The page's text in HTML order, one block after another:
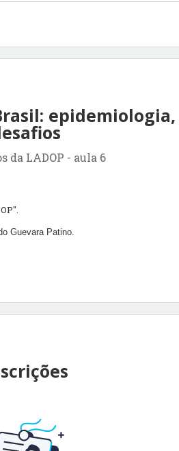
da LADOP - aula 6
Guevara Patino.